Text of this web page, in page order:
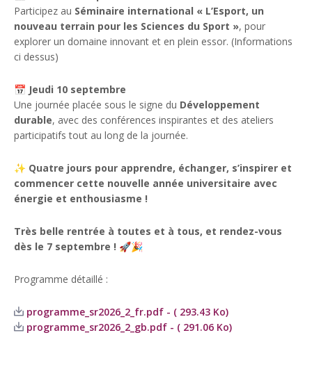
Participez au Séminaire international « L’Esport, un
nouveau terrain pour les Sciences du Sport », pour
explorer un domaine innovant et en plein essor. (Informations
ci dessus)
📅 Jeudi 10 septembre
Une journée placée sous le signe du Développement
durable, avec des conférences inspirantes et des ateliers
participatifs tout au long de la journée.
✨ Quatre jours pour apprendre, échanger, s’inspirer et
commencer cette nouvelle année universitaire avec
énergie et enthousiasme !
Très belle rentrée à toutes et à tous, et rendez-vous
dès le 7 septembre ! 🚀🎉
Programme détaillé :
programme_sr2026_2_fr.pdf - ( 293.43 Ko)
programme_sr2026_2_gb.pdf - ( 291.06 Ko)